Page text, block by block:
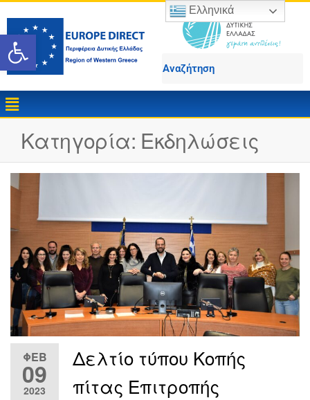
Ανοίξτε τη γραμμή
Κατηγορία: Εκδηλώσεις
ΦΕΒ
09
2023
Δελτίο τύπου Κοπής
πίτας Επιτροπής
Ελληνικά